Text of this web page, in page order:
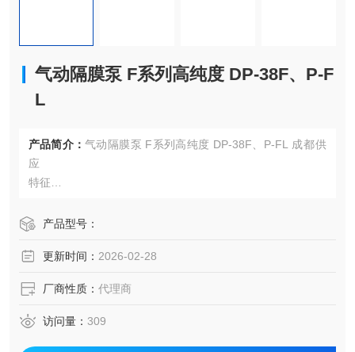
气动隔膜泵 F系列高纯度 DP-38F、P-F
L
产品简介： 气动隔膜泵 F系列高纯度 DP-38F、P-FL 成都供
应
特征
在行程限制处激活空气切换阀，并且无油。动态密封件作为
它耐磨损，可确保泵长时间稳定运行。
气引至管道等的软管。
*2 树脂制泵体的最大供气压力取决于液体温度。
产品型号：
更新时间： 2026-02-28
厂商性质： 代理商
访问量： 309